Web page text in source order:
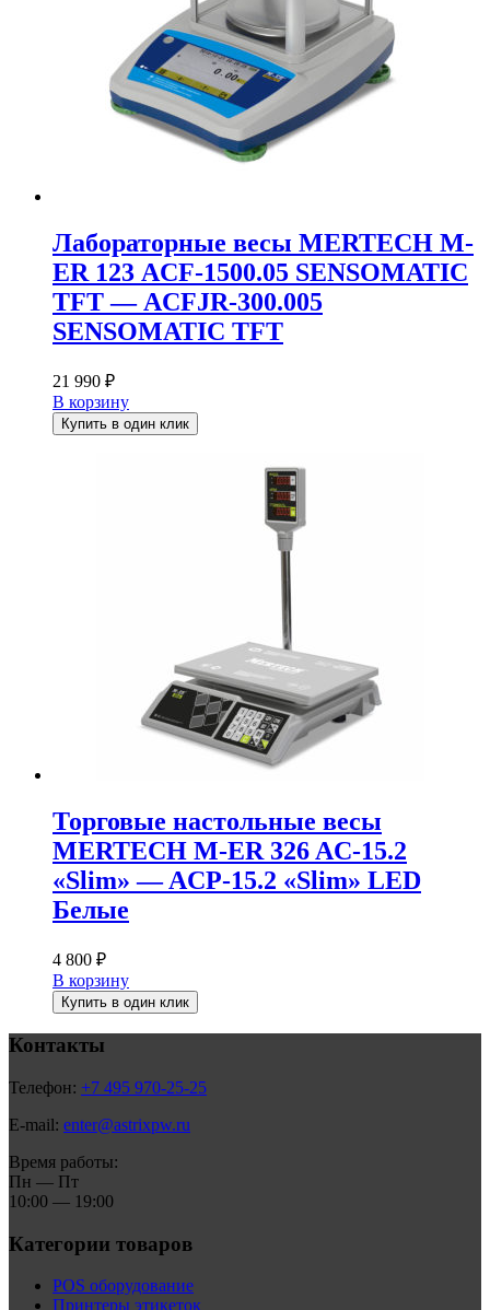
Лабораторные весы MERTECH M-
ER 123 АCF-1500.05 SENSOMATIC
TFT — АCFJR-300.005
SENSOMATIC TFT
21 990 ₽
В корзину
Купить в один клик
Торговые настольные весы
MERTECH M-ER 326 AC-15.2
«Slim» — ACP-15.2 «Slim» LED
Белые
4 800 ₽
В корзину
Купить в один клик
Контакты
Телефон: +7 495 970-25-25
E-mail: enter@astrixpw.ru
Время работы:
Пн — Пт
10:00 — 19:00
Категории товаров
POS оборудование
Принтеры этикеток